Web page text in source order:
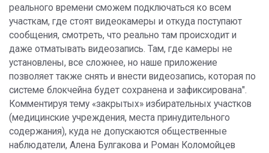
реального времени сможем подключаться ко всем
участкам, где стоят видеокамеры и откуда поступают
сообщения, смотреть, что реально там происходит и
даже отматывать видеозапись. Там, где камеры не
установлены, все сложнее, но наше приложение
позволяет также снять и внести видеозапись, которая по
системе блокчейна будет сохранена и зафиксирована".
Комментируя тему «закрытых» избирательных участков
(медицинские учреждения, места принудительного
содержания), куда не допускаются общественные
наблюдатели, Алена Булгакова и Роман Коломойцев